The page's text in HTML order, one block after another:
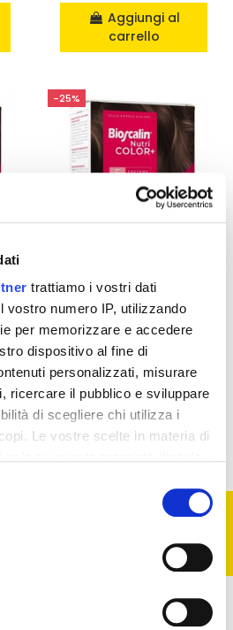
trattiamo i vostri dati
vostro numero IP, utilizzando
per memorizzare e accedere
dispositivo al fine di
personalizzati, misurare
ricercare il pubblico e sviluppare
di scegliere chi utilizza i
Le vostre scelte in materia di
consenso in qualsiasi
sui cookie o facendo clic
sulla tua posizione
Aggiungi al
carrello
-25%
Colorazioni senza
Bioscalin Nutricolor
Plus - 5 Castano
Chiaro
12,79 €17,05 €
Aggiungi al
FILTRO